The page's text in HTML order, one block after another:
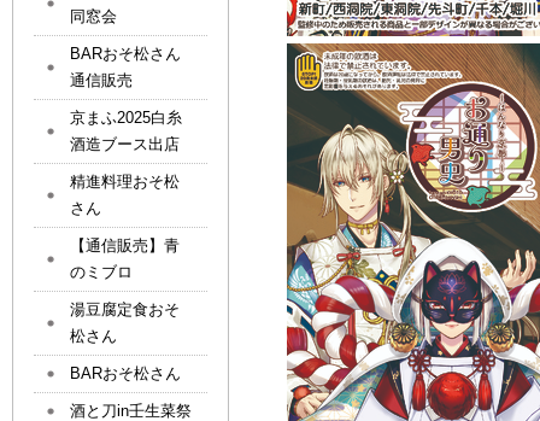
同窓会
BARおそ松さん
通信販売
京まふ2025白糸
酒造ブース出店
精進料理おそ松
さん
【通信販売】青
のミブロ
湯豆腐定食おそ
松さん
BARおそ松さん
酒と刀in壬生菜祭